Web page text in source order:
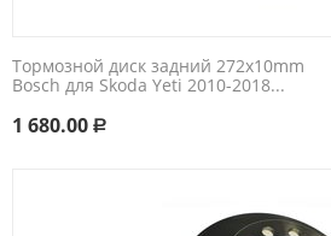
Тормозной диск задний 272x10mm
Bosch для Skoda Yeti 2010-2018...
1 680.00 Р